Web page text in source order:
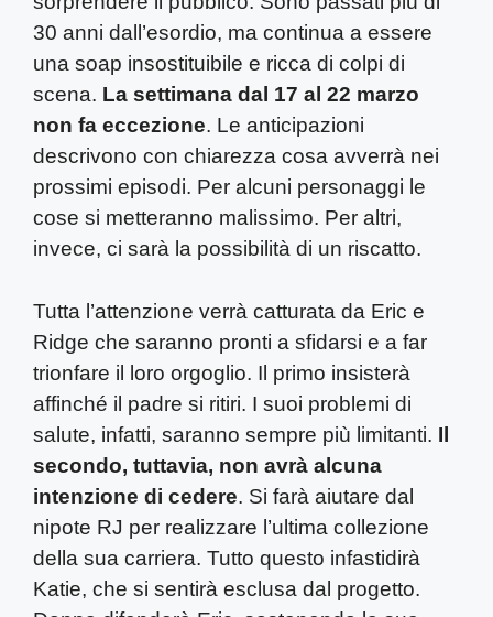
30 anni dall’esordio, ma continua a essere
una soap insostituibile e ricca di colpi di
scena. La settimana dal 17 al 22 marzo
non fa eccezione. Le anticipazioni
descrivono con chiarezza cosa avverrà nei
prossimi episodi. Per alcuni personaggi le
cose si metteranno malissimo. Per altri,
invece, ci sarà la possibilità di un riscatto.
Tutta l’attenzione verrà catturata da Eric e
Ridge che saranno pronti a sfidarsi e a far
trionfare il loro orgoglio. Il primo insisterà
affinché il padre si ritiri. I suoi problemi di
salute, infatti, saranno sempre più limitanti. Il
secondo, tuttavia, non avrà alcuna
intenzione di cedere. Si farà aiutare dal
nipote RJ per realizzare l’ultima collezione
della sua carriera. Tutto questo infastidirà
Katie, che si sentirà esclusa dal progetto.